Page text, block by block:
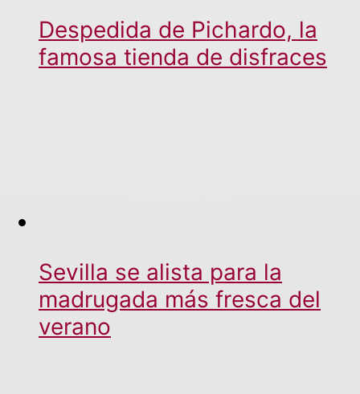
Despedida de Pichardo, la
famosa tienda de disfraces
Sevilla se alista para la
madrugada más fresca del
verano